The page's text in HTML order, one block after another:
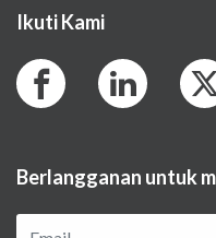
Ikuti Kami
Berlangganan untuk